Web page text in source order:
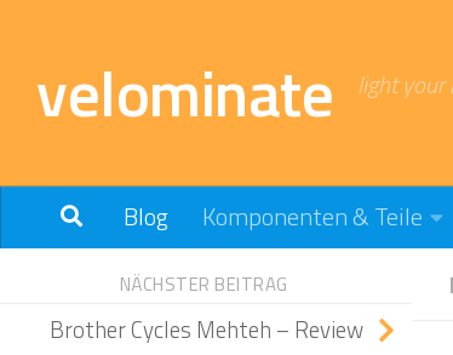
velominate light your
Blog Komponenten & Teile
NÄCHSTER BEITRAG
Brother Cycles Mehteh – Review